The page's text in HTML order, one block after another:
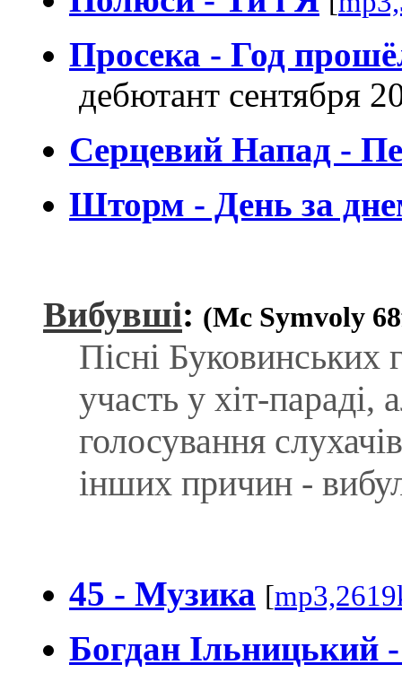
Просека - Год
дебютант сентября
Серцевий Напад -
Шторм - День за
Вибувшi: (Mc Symvoly
Пiснi Буковинських
участь у хiт-парадi,
голосування
iнших причин -
45 - Музика [
Богдан Iльницький